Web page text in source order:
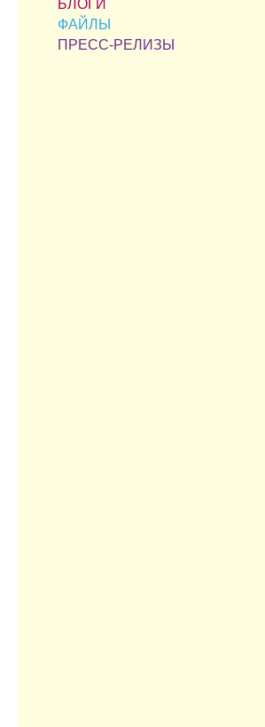
БЛОГИ
ФАЙЛЫ
ПРЕСС-РЕЛИЗЫ